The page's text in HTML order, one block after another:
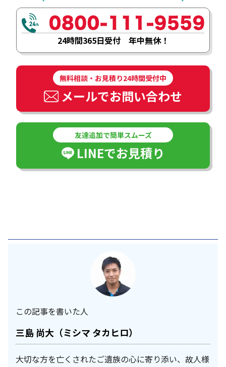
24時間365日受付 年中無休！
無料相談・お見積り24時間受付中
メールでお問い合わせ
友達追加で簡単スムーズ
LINEでお見積り
この記事を書いた人
三島 尚大（ミシマ タカヒロ）
大切な方を亡くされたご遺族の心に寄り添い、故人様